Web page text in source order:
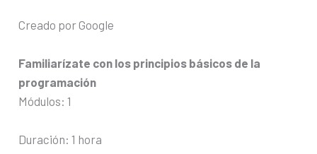
Creado por Google
Familiarízate con los principios básicos de la
programación
Módulos: 1
Duración: 1 hora